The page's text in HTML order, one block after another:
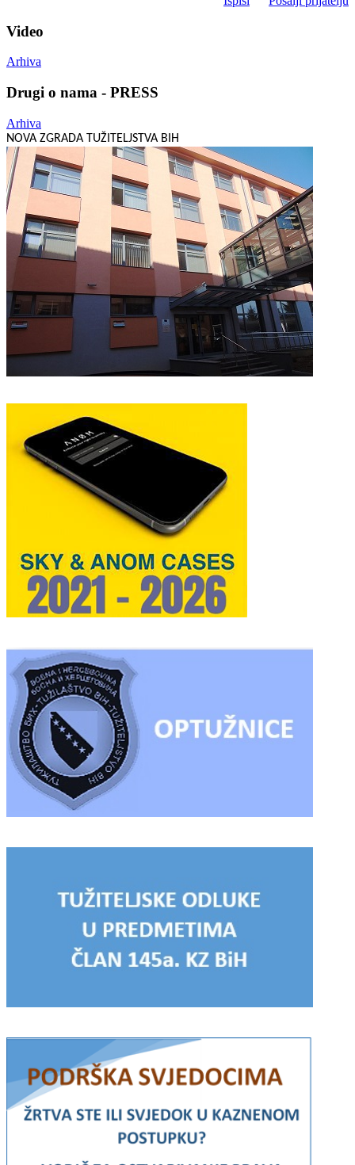
Video
Arhiva
Drugi o nama - PRESS
Arhiva
NOVA ZGRADA TUŽITELJSTVA BIH